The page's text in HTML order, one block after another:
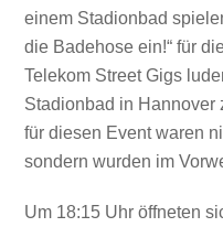
einem Stadionbad
die Badehose ein!“ für
Telekom Street Gigs
Stadionbad in Hannover
für diesen Event waren
sondern wurden im
Um 18:15 Uhr öffneten